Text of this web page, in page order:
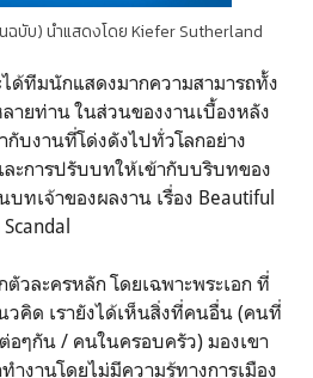
บับ) นำแสดงโดย Kiefer Sutherland
ได้ทีมนักแสดงมากความสามารถทั้ง
ายท่าน ในส่วนของงานเบื้องหลัง
บงานที่โด่งดังไปทั่วโลกอย่าง
ละการปรับบทให้เข้ากับบริบทของ
ทเจ้าของผลงาน เรื่อง Beautiful
วละครหลัก โดยเฉพาะพระเอก ที่
คิด เรายังได้เห็นสิ่งที่คนอื่น (คนที่
ๆกัน / คนในครอบครัว) มองเขา
ำงานโดยไม่มีความรู้ทางการเมือง